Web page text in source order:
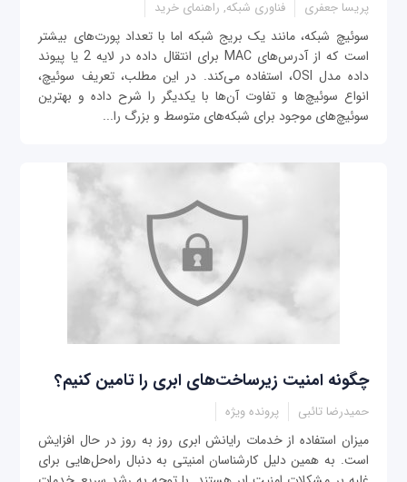
پریسا جعفری فناوری شبکه, راهنمای خرید
سوئیچ شبکه، مانند یک بریج شبکه اما با تعداد پورت‌های بیشتر
است که از آدرس‌های MAC برای انتقال داده در لایه 2 یا پیوند
داده مدل OSI، استفاده می‌کند. در این مطلب، تعریف سوئیچ،
انواع سوئیچ‌ها و تفاوت آن‌ها با یکدیگر را شرح داده و بهترین
سوئيچ‌های موجود برای شبکه‌های متوسط و بزرگ را...
چگونه امنیت زیرساخت‌های ابری را تامین کنیم؟
حمیدرضا تائبی پرونده ویژه
میزان استفاده از خدمات رایانش ابری روز به روز در حال افزایش
است. به همین دلیل کارشناسان امنیتی به دنبال راه‌حل‌هایی برای